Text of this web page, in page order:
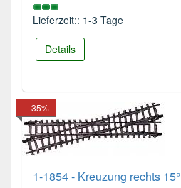
Lieferzeit:: 1-3 Tage
Details
- -35%
1-1854 - Kreuzung rechts 15°